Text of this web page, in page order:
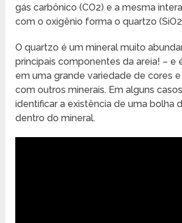
gás carbônico (CO2) e a mesma
com o oxigênio forma o quartzo
O quartzo é um mineral muito
principais componentes da areia! – e
em uma grande variedade de cores
com outros minerais. Em alguns
identificar a existência de uma bolha
dentro do mineral.